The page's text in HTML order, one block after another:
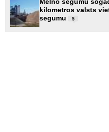
kilometros valsts
segumu
5